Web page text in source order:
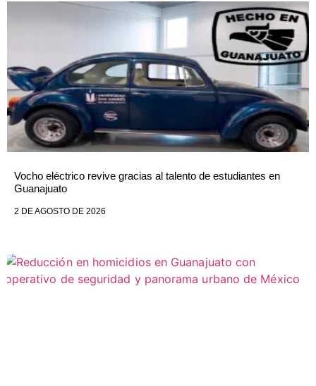
Vocho eléctrico revive gracias al talento de estudiantes en
Guanajuato
2 DE AGOSTO DE 2026